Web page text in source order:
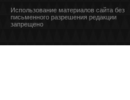
Использование материалов сайта без
письменного разрешения редакции
запрещено